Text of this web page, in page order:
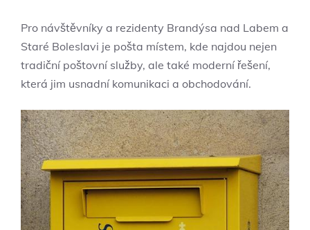
Pro návštěvníky a rezidenty Brandýsa nad Labem a
Staré Boleslavi je pošta místem, kde najdou nejen
tradiční poštovní služby, ale také moderní řešení,
která jim usnadní komunikaci a obchodování.